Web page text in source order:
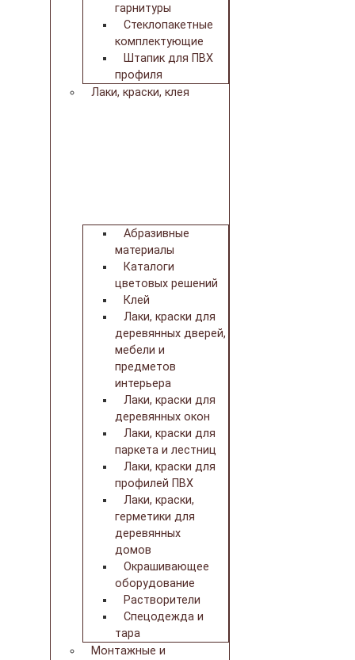
гарнитуры
Стеклопакетные
комплектующие
Штапик для ПВХ
профиля
Лаки, краски, клея
Абразивные
материалы
Каталоги
цветовых решений
Клей
Лаки, краски для
деревянных дверей,
мебели и
предметов
интерьера
Лаки, краски для
деревянных окон
Лаки, краски для
паркета и лестниц
Лаки, краски для
профилей ПВХ
Лаки, краски,
герметики для
деревянных
домов
Окрашивающее
оборудование
Растворители
Спецодежда и
тара
Монтажные и